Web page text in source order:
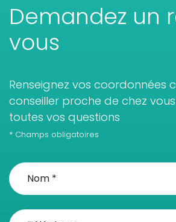
Demandez un
vous
Renseignez vos coordonnées
conseiller proche de chez
toutes vos questions
* Champs obligatoires